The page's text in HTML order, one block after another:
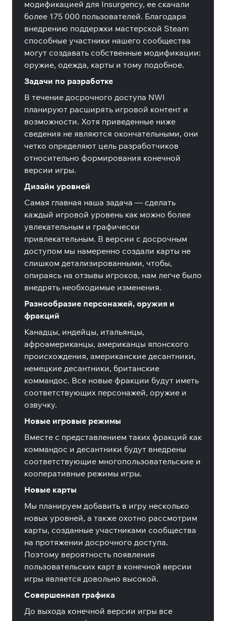
модификацией для Insurgency, ее скачали
более 175 000 пользователей. Благодаря
внедрению поддержки мастерской Steam
способные участники нашего сообщества
могут создавать собственные модификации:
оружие, одежда, карты и тому подобное.
Задачи по разработке
В течение досрочного доступа NWI
планируют расширять игровой контент и
возможности. Хотя приведенные ниже
сведения не являются окончательными, они
четко определяют цель разработчиков
относительно формирования конечной
версии игры.
Дизайн уровней
Самая главная наша задача — сделать
каждый игровой уровень как можно более
увлекательным и графически
привлекательным. В версии с досрочным
доступом мы намеренно создали карты не
слишком детализированными, чтобы,
опираясь на отзывы игроков, нам легче было
внедрять необходимые изменения.
Разнообразие персонажей, оружия и
фракций
Канадцы, индейцы, итальянцы,
афроамериканцы, американцы японского
происхождения, американские десантники,
немецкие десантники, британские
коммандос. Все новые фракции будут иметь
соответствующих персонажей, оружие и
озвучку.
Новые игровые режимы
Вместе с представлением таких фракций как
коммандос и десантники будут внедрены
соответствующие многопользовательские и
кооперативные режимы игры.
Новые карты
Мы планируем добавить в игру несколько
новых уровней, а также охотно рассмотрим
карты, созданные участниками сообщества
на протяжении досрочного доступа.
Поэтому вероятность появления
пользовательских карт в конечной версии
игры является довольно высокой.
Совершенная графика
До выхода конечной версии игры все